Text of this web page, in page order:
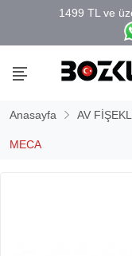
Anasayfa AV
MECA